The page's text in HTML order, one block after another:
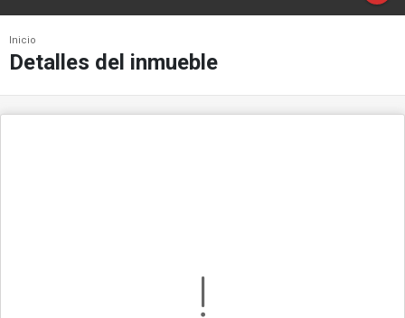
Inicio
Detalles del inmueble